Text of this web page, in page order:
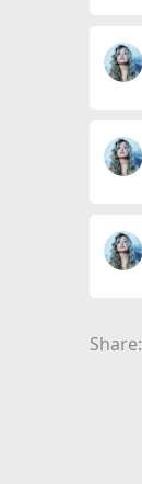
Share: